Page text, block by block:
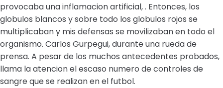
provocaba una inflamacion artificial, . Entonces, los
globulos blancos y sobre todo los globulos rojos se
multiplicaban y mis defensas se movilizaban en todo el
organismo. Carlos Gurpegui, durante una rueda de
prensa. A pesar de los muchos antecedentes probados,
llama la atencion el escaso numero de controles de
sangre que se realizan en el futbol.